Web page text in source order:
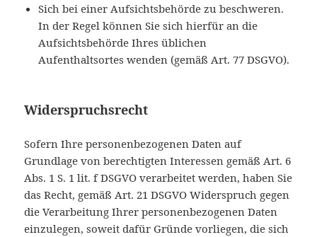
Sich bei einer Aufsichtsbehörde zu beschweren.
In der Regel können Sie sich hierfür an die
Aufsichtsbehörde Ihres üblichen
Aufenthaltsortes wenden (gemäß Art. 77 DSGVO).
Widerspruchsrecht
Sofern Ihre personenbezogenen Daten auf
Grundlage von berechtigten Interessen gemäß Art. 6
Abs. 1 S. 1 lit. f DSGVO verarbeitet werden, haben Sie
das Recht, gemäß Art. 21 DSGVO Widerspruch gegen
die Verarbeitung Ihrer personenbezogenen Daten
einzulegen, soweit dafür Gründe vorliegen, die sich